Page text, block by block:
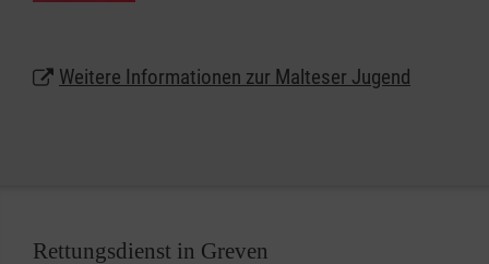
Gruppenstunde: Dienstags von 17:30 Uhr bis 19:00
Weitere Informationen zur Malteser Jugend
Rettungsdienst in Greven